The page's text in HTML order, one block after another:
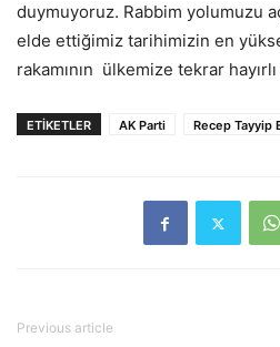
duymuyoruz. Rabbim yolumuzu
elde ettiğimiz tarihimizin en
rakamının ülkemize tekrar
ETİKETLER AK Parti Recep Tayyip
Previous article